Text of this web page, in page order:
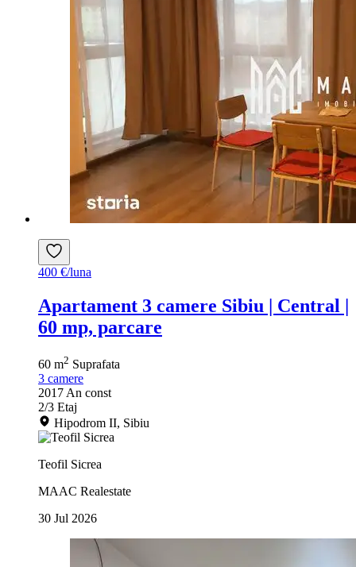
400 €/luna
Apartament 3 camere Sibiu | Central |
60 mp, parcare
60 m2 Suprafata
3 camere
2017 An const
2/3 Etaj
Hipodrom II, Sibiu
Teofil Sicrea
MAAC Realestate
30 Jul 2026